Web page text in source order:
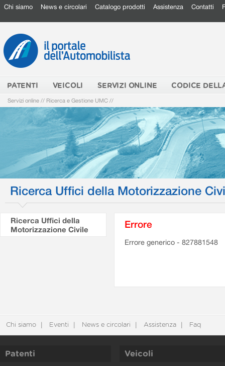
Chi siamo News e circolari Catalogo prodotti Assistenza Contatti
PATENTI VEICOLI SERVIZI ONLINE CODICE
Servizi online // Ricerca e Gestione UMC //
Ricerca Uffici della Motorizzazione
Ricerca Uffici della
Motorizzazione Civile
Errore
Errore generico - 827881548
Chi siamo Eventi News e circolari Assistenza Faq
Patenti Veicoli